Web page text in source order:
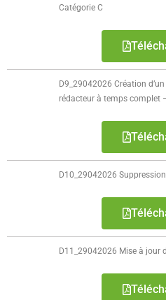
Catégorie C
D9_29042026 Création
rédacteur à temps complet
D10_29042026
D11_29042026 Mise à jour